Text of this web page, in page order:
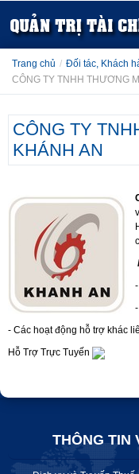
Trang chủ / Đối tác, Khách
CÔNG TY TNHH THƯƠNG
CÔNG TY
KHÁNH AN
- Các hoạt động hỗ trợ khác
Hỗ Trợ Trực Tuyến
THÔNG TIN